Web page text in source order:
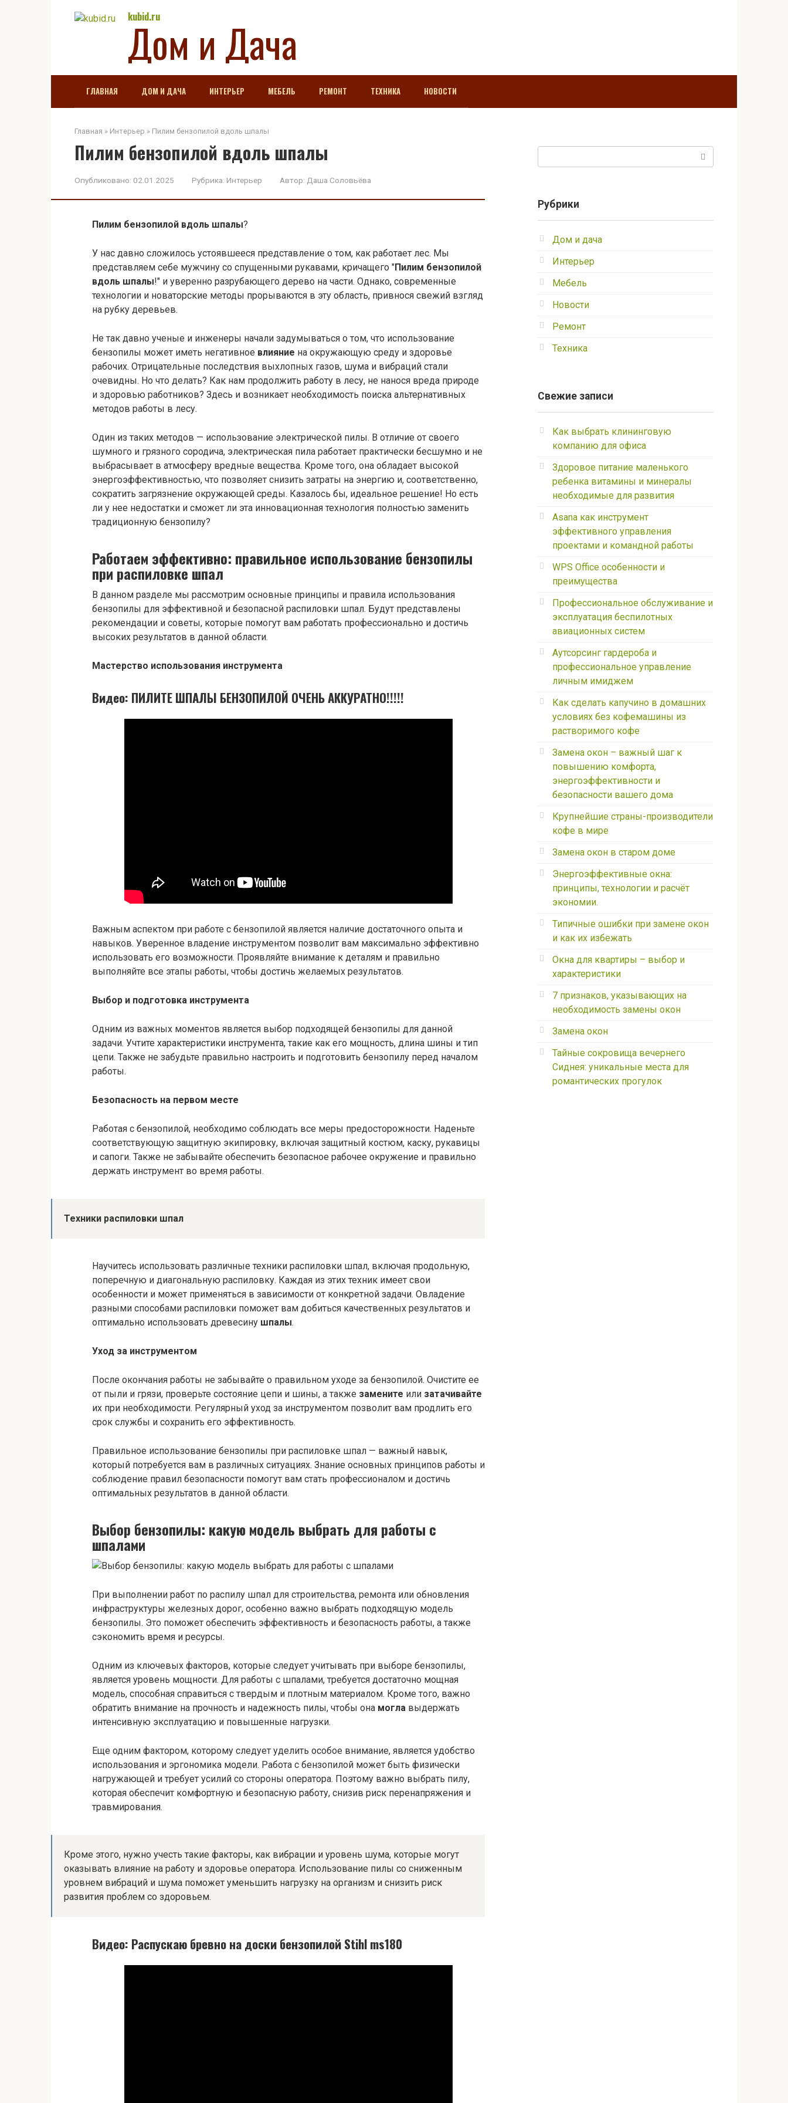
kubid.ru
Дом и Дача
ГЛАВНАЯ ДОМ И ДАЧА ИНТЕРЬЕР МЕБЕЛЬ РЕМОНТ ТЕХНИКА НОВОСТИ
Главная » Интерьер » Пилим бензопилой вдоль шпалы
Пилим бензопилой вдоль шпалы
Опубликовано: 02.01.2025 Рубрика: Интерьер Автор: Даша Соловьёва
Пилим бензопилой вдоль шпалы?
У нас давно сложилось устоявшееся представление о том, как работает лес. Мы
представляем себе мужчину со спущенными рукавами, кричащего "Пилим бензопилой
вдоль шпалы!" и уверенно разрубающего дерево на части. Однако, современные
технологии и новаторские методы прорываются в эту область, привнося свежий взгляд
на рубку деревьев.
Не так давно ученые и инженеры начали задумываться о том, что использование
бензопилы может иметь негативное влияние на окружающую среду и здоровье
рабочих. Отрицательные последствия выхлопных газов, шума и вибраций стали
очевидны. Но что делать? Как нам продолжить работу в лесу, не нанося вреда природе
и здоровью работников? Здесь и возникает необходимость поиска альтернативных
методов работы в лесу.
Один из таких методов — использование электрической пилы. В отличие от своего
шумного и грязного сородича, электрическая пила работает практически бесшумно и не
выбрасывает в атмосферу вредные вещества. Кроме того, она обладает высокой
энергоэффективностью, что позволяет снизить затраты на энергию и, соответственно,
сократить загрязнение окружающей среды. Казалось бы, идеальное решение! Но есть
ли у нее недостатки и сможет ли эта инновационная технология полностью заменить
традиционную бензопилу?
Работаем эффективно: правильное использование бензопилы
при распиловке шпал
В данном разделе мы рассмотрим основные принципы и правила использования
бензопилы для эффективной и безопасной распиловки шпал. Будут представлены
рекомендации и советы, которые помогут вам работать профессионально и достичь
высоких результатов в данной области.
Мастерство использования инструмента
Видео: ПИЛИТЕ ШПАЛЫ БЕНЗОПИЛОЙ ОЧЕНЬ АККУРАТНО!!!!!
Важным аспектом при работе с бензопилой является наличие достаточного опыта и
навыков. Уверенное владение инструментом позволит вам максимально эффективно
использовать его возможности. Проявляйте внимание к деталям и правильно
выполняйте все этапы работы, чтобы достичь желаемых результатов.
Выбор и подготовка инструмента
Одним из важных моментов является выбор подходящей бензопилы для данной
задачи. Учтите характеристики инструмента, такие как его мощность, длина шины и тип
цепи. Также не забудьте правильно настроить и подготовить бензопилу перед началом
работы.
Безопасность на первом месте
Работая с бензопилой, необходимо соблюдать все меры предосторожности. Наденьте
соответствующую защитную экипировку, включая защитный костюм, каску, рукавицы
и сапоги. Также не забывайте обеспечить безопасное рабочее окружение и правильно
держать инструмент во время работы.
Техники распиловки шпал
Научитесь использовать различные техники распиловки шпал, включая продольную,
поперечную и диагональную распиловку. Каждая из этих техник имеет свои
особенности и может применяться в зависимости от конкретной задачи. Овладение
разными способами распиловки поможет вам добиться качественных результатов и
оптимально использовать древесину шпалы.
Уход за инструментом
После окончания работы не забывайте о правильном уходе за бензопилой. Очистите ее
от пыли и грязи, проверьте состояние цепи и шины, а также замените или затачивайте
их при необходимости. Регулярный уход за инструментом позволит вам продлить его
срок службы и сохранить его эффективность.
Правильное использование бензопилы при распиловке шпал — важный навык,
который потребуется вам в различных ситуациях. Знание основных принципов работы и
соблюдение правил безопасности помогут вам стать профессионалом и достичь
оптимальных результатов в данной области.
Выбор бензопилы: какую модель выбрать для работы с
шпалами
При выполнении работ по распилу шпал для строительства, ремонта или обновления
инфраструктуры железных дорог, особенно важно выбрать подходящую модель
бензопилы. Это поможет обеспечить эффективность и безопасность работы, а также
сэкономить время и ресурсы.
Одним из ключевых факторов, которые следует учитывать при выборе бензопилы,
является уровень мощности. Для работы с шпалами, требуется достаточно мощная
модель, способная справиться с твердым и плотным материалом. Кроме того, важно
обратить внимание на прочность и надежность пилы, чтобы она могла выдержать
интенсивную эксплуатацию и повышенные нагрузки.
Еще одним фактором, которому следует уделить особое внимание, является удобство
использования и эргономика модели. Работа с бензопилой может быть физически
нагружающей и требует усилий со стороны оператора. Поэтому важно выбрать пилу,
которая обеспечит комфортную и безопасную работу, снизив риск перенапряжения и
травмирования.
Кроме этого, нужно учесть такие факторы, как вибрации и уровень шума, которые могут
оказывать влияние на работу и здоровье оператора. Использование пилы со сниженным
уровнем вибраций и шума поможет уменьшить нагрузку на организм и снизить риск
развития проблем со здоровьем.
Видео: Распускаю бревно на доски бензопилой Stihl ms180
Рубрики
Дом и дача
Интерьер
Мебель
Новости
Ремонт
Техника
Свежие записи
Как выбрать клининговую
компанию для офиса
Здоровое питание маленького
ребенка витамины и минералы
необходимые для развития
Asana как инструмент
эффективного управления
проектами и командной работы
WPS Office особенности и
преимущества
Профессиональное обслуживание и
эксплуатация беспилотных
авиационных систем
Аутсорсинг гардероба и
профессиональное управление
личным имиджем
Как сделать капучино в домашних
условиях без кофемашины из
растворимого кофе
Замена окон – важный шаг к
повышению комфорта,
энергоэффективности и
безопасности вашего дома
Крупнейшие страны-производители
кофе в мире
Замена окон в старом доме
Энергоэффективные окна:
принципы, технологии и расчёт
экономии.
Типичные ошибки при замене окон
и как их избежать
Окна для квартиры – выбор и
характеристики
7 признаков, указывающих на
необходимость замены окон
Замена окон
Тайные сокровища вечернего
Сиднея: уникальные места для
романтических прогулок